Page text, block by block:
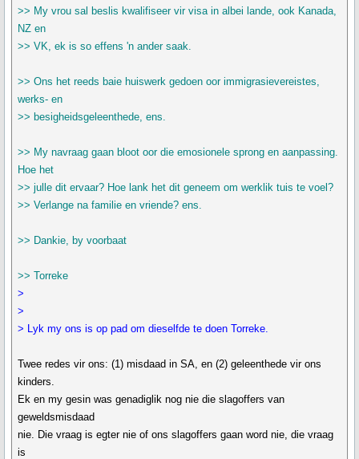
>> My vrou sal beslis kwalifiseer vir visa in albei lande, ook Kanada,
NZ en
>> VK, ek is so effens 'n ander saak.
>> Ons het reeds baie huiswerk gedoen oor immigrasievereistes,
werks- en
>> besigheidsgeleenthede, ens.
>> My navraag gaan bloot oor die emosionele sprong en aanpassing.
Hoe het
>> julle dit ervaar? Hoe lank het dit geneem om werklik tuis te voel?
>> Verlange na familie en vriende? ens.
>> Dankie, by voorbaat
>> Torreke
>
>
> Lyk my ons is op pad om dieselfde te doen Torreke.
Twee redes vir ons: (1) misdaad in SA, en (2) geleenthede vir ons
kinders.
Ek en my gesin was genadiglik nog nie die slagoffers van
geweldsmisdaad
nie. Die vraag is egter nie of ons slagoffers gaan word nie, die vraag
is